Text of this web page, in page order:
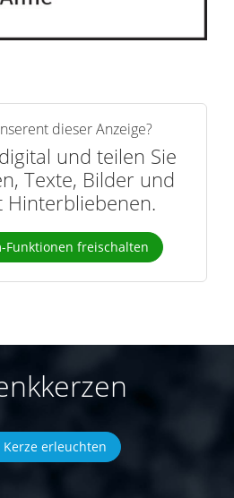
dieser Anzeige?
und teilen Sie
Texte, Bilder und
Hinterbliebenen.
Funktionen freischalten
erleuchten